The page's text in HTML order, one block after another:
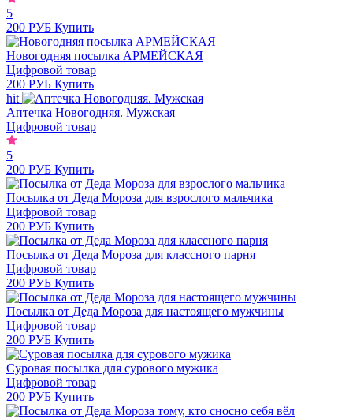
5
200 РУБ Купить
Новогодняя посылка АРМЕЙСКАЯ
Цифровой товар
200 РУБ Купить
hit
Аптечка Новогодняя. Мужская
Цифровой товар
5
200 РУБ Купить
Посылка от Деда Мороза для взрослого мальчика
Цифровой товар
200 РУБ Купить
Посылка от Деда Мороза для классного парня
Цифровой товар
200 РУБ Купить
Посылка от Деда Мороза для настоящего мужчины
Цифровой товар
200 РУБ Купить
Суровая посылка для сурового мужика
Цифровой товар
200 РУБ Купить